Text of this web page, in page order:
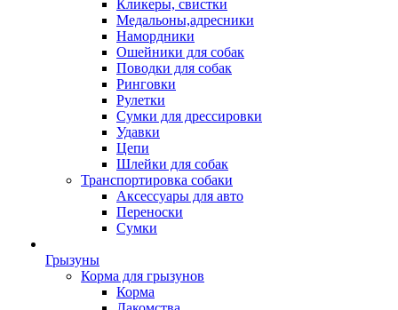
Кликеры, свистки
Медальоны,адресники
Намордники
Ошейники для собак
Поводки для собак
Ринговки
Рулетки
Сумки для дрессировки
Удавки
Цепи
Шлейки для собак
Транспортировка собаки
Аксессуары для авто
Переноски
Сумки
Грызуны
Корма для грызунов
Корма